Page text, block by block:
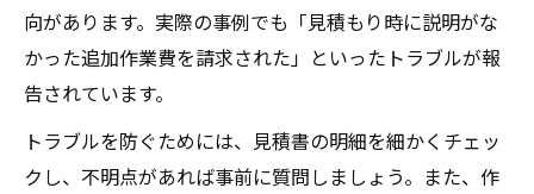
向があります。実際の事例でも「見積もり時に説明がな
かった追加作業費を請求された」といったトラブルが報
告されています。
トラブルを防ぐためには、見積書の明細を細かくチェッ
クし、不明点があれば事前に質問しましょう。また、作